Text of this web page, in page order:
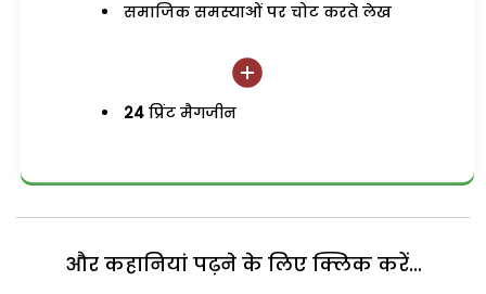
समाजिक समस्याओं पर चोट करते लेख
24 प्रिंट मैगजीन
और कहानियां पढ़ने के लिए क्लिक करें...